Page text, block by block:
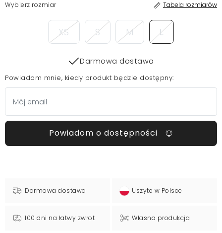
Wybierz rozmiar Tabela rozmiarów
XS S M L
Darmowa dostawa
Powiadom mnie, kiedy produkt będzie dostępny:
Powiadom o dostępności
Darmowa dostawa Uszyte w Polsce
100 dni na łatwy zwrot Własna produkcja